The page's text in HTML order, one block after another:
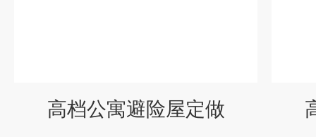
高档公寓避险屋定做